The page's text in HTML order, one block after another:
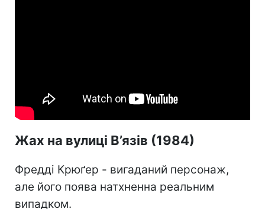
Жах на вулиці В’язів (1984)
Фредді Крюґер - вигаданий персонаж,
але його поява натхненна реальним
випадком.